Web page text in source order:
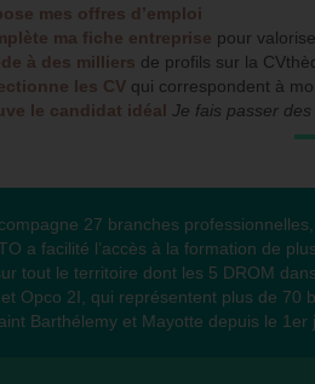
mes offres d’emploi
ma fiche entreprise pour
à des milliers de profils sur la
les CV qui correspondent à
le candidat idéal Je fais passer
27 branches
a facilité l’accès à la formation de
tout le territoire dont les 5 DROM
Opco 2I, qui représentent plus de 70
Barthélemy et Mayotte depuis le 1er